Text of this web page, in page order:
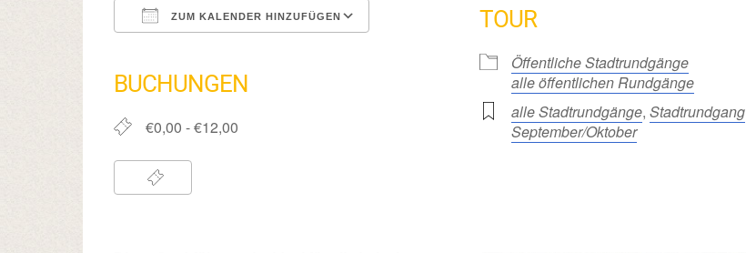
ZUM KALENDER HINZUFÜGEN
BUCHUNGEN
€0,00 - €12,00
TOUR
Öffentliche Stadtrundgänge
alle öffentlichen Rundgänge
alle Stadtrundgänge, Stadtrundgang
September/Oktober